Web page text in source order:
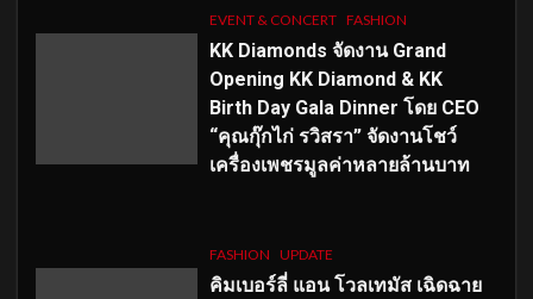
EVENT & CONCERT FASHION
KK Diamonds จัดงาน Grand
Opening KK Diamond & KK
Birth Day Gala Dinner โดย CEO
“คุณกุ๊กไก่ รวิสรา” จัดงานโชว์
เครื่องเพชรมูลค่าหลายล้านบาท
FASHION UPDATE
คิมเบอร์ลี่ แอน โวลเทมัส เฉิดฉาย